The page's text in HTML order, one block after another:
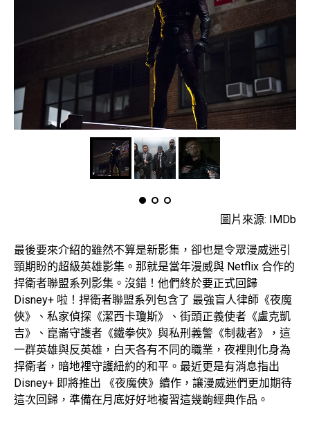
圖片來源: IMDb
最後要來介紹的雖然不算是新影集，卻也是令眾漫威迷引
頸期盼的超級英雄影集。那就是當年漫威與 Netflix 合作的
捍衛者聯盟系列影集。沒錯！他們終於要正式回歸
Disney+ 啦！捍衛者聯盟系列包含了 最強盲人律師《夜魔
俠》、私家偵探《潔西卡瓊斯》、街頭正義使者《盧克凱
吉》、崑崙守護者《鐵拳俠》與私刑義警《制裁者》，這
一群英雄與反英雄，白天各有不同的職業，夜裡則化身為
捍衛者，暗地裡守護紐約的和平。最近更是有消息指出
Disney+ 即將推出 《夜魔俠》續作，讓漫威迷們更加期待
這次回歸，準備在月底好好地複習這幾齣經典作品。